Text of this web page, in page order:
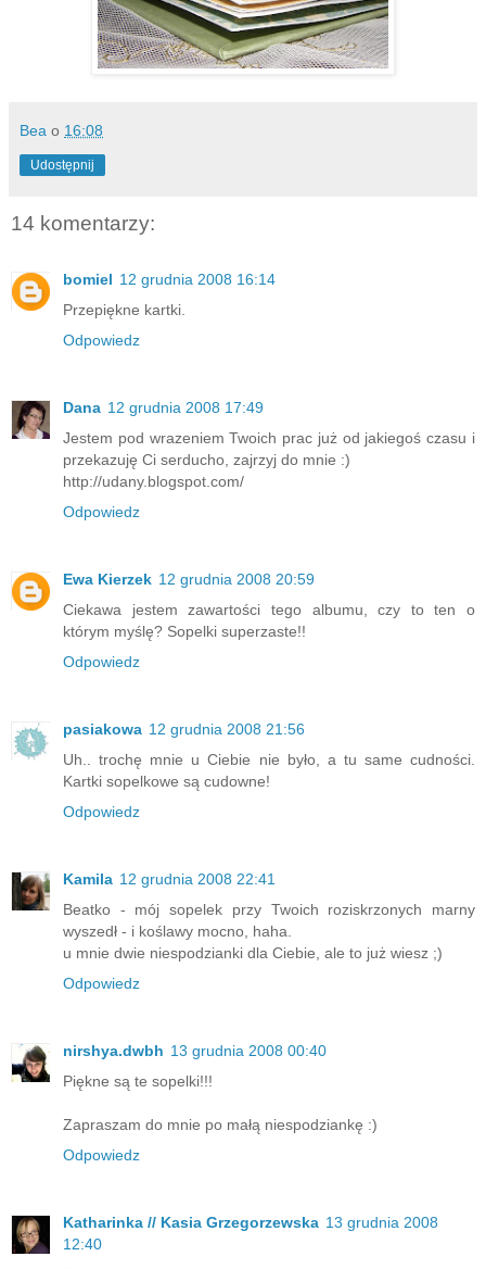
Bea o 16:08
Udostępnij
14 komentarzy:
bomiel 12 grudnia 2008 16:14
Przepiękne kartki.
Odpowiedz
Dana 12 grudnia 2008 17:49
Jestem pod wrazeniem Twoich prac już od jakiegoś czasu i
przekazuję Ci serducho, zajrzyj do mnie :)
http://udany.blogspot.com/
Odpowiedz
Ewa Kierzek 12 grudnia 2008 20:59
Ciekawa jestem zawartości tego albumu, czy to ten o
którym myślę? Sopelki superzaste!!
Odpowiedz
pasiakowa 12 grudnia 2008 21:56
Uh.. trochę mnie u Ciebie nie było, a tu same cudności.
Kartki sopelkowe są cudowne!
Odpowiedz
Kamila 12 grudnia 2008 22:41
Beatko - mój sopelek przy Twoich roziskrzonych marny
wyszedł - i koślawy mocno, haha.
u mnie dwie niespodzianki dla Ciebie, ale to już wiesz ;)
Odpowiedz
nirshya.dwbh 13 grudnia 2008 00:40
Piękne są te sopelki!!!
Zapraszam do mnie po małą niespodziankę :)
Odpowiedz
Katharinka // Kasia Grzegorzewska 13 grudnia 2008
12:40